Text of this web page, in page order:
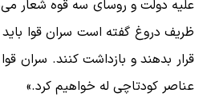
علیه دولت و روسای سه قوه شعار
ظریف دروغ گفته است سران قوا
قرار بدهند و بازداشت کنند. سران
عناصر کودتاچی له خواهیم کرد.»